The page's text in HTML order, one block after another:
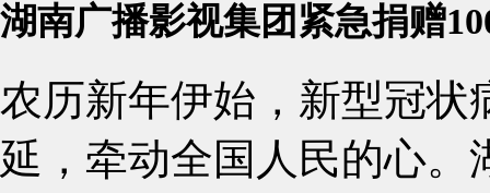
湖南广播影视集团紧急捐赠
农历新年伊始，新型冠状
延，牵动全国人民的心。